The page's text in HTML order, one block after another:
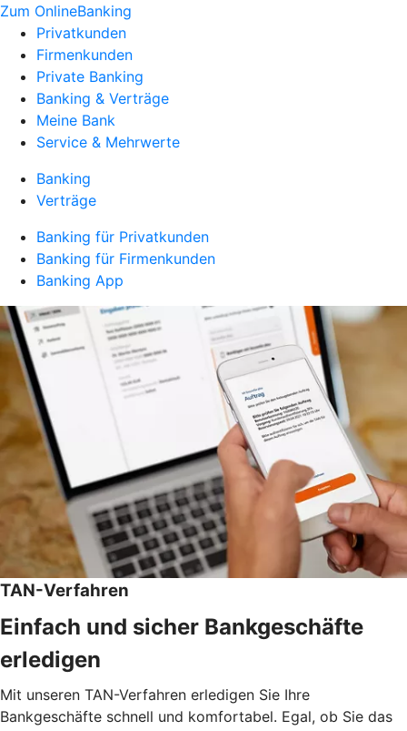
Zum OnlineBanking
Privatkunden
Firmenkunden
Private Banking
Banking & Verträge
Meine Bank
Service & Mehrwerte
Banking
Verträge
Banking für Privatkunden
Banking für Firmenkunden
Banking App
TAN-Verfahren
Einfach und sicher Bankgeschäfte
erledigen
Mit unseren TAN-Verfahren erledigen Sie Ihre
Bankgeschäfte schnell und komfortabel. Egal, ob Sie das